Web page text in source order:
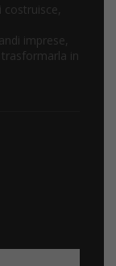
imprese,
in